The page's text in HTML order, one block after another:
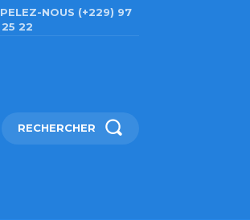
NOUS (+229) 97
22
RECHERCHER